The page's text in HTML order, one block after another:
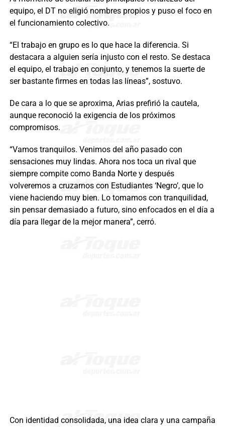
equipo, el DT no eligió nombres propios y puso el foco en
el funcionamiento colectivo.
“El trabajo en grupo es lo que hace la diferencia. Si
destacara a alguien sería injusto con el resto. Se destaca
el equipo, el trabajo en conjunto, y tenemos la suerte de
ser bastante firmes en todas las líneas”, sostuvo.
De cara a lo que se aproxima, Arias prefirió la cautela,
aunque reconoció la exigencia de los próximos
compromisos.
“Vamos tranquilos. Venimos del año pasado con
sensaciones muy lindas. Ahora nos toca un rival que
siempre compite como Banda Norte y después
volveremos a cruzarnos con Estudiantes ‘Negro’, que lo
viene haciendo muy bien. Lo tomamos con tranquilidad,
sin pensar demasiado a futuro, sino enfocados en el día a
día para llegar de la mejor manera”, cerró.
Con identidad consolidada, una idea clara y una campaña